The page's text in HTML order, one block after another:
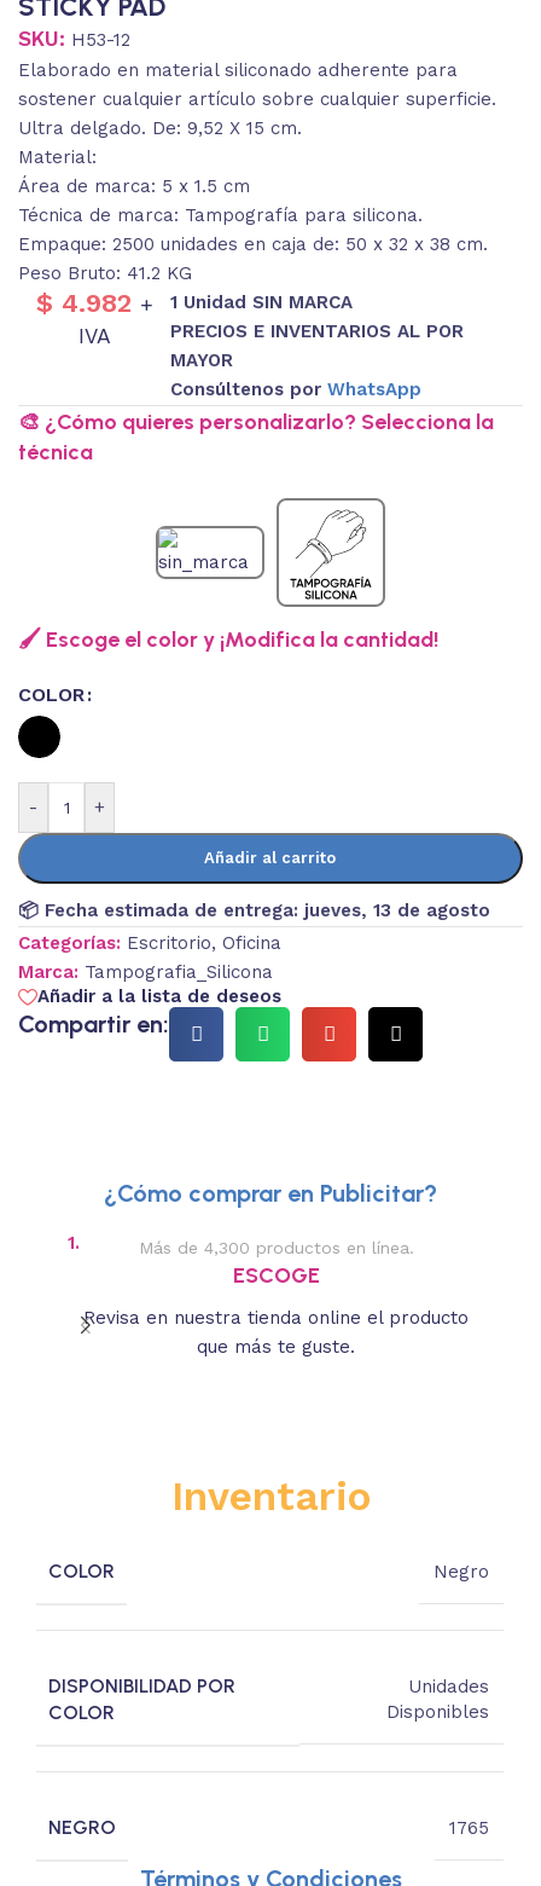
STICKY PAD
SKU: H53-12
Elaborado en material siliconado adherente para
sostener cualquier artículo sobre cualquier superficie.
Ultra delgado. De: 9,52 X 15 cm.
Material:
Área de marca: 5 x 1.5 cm
Técnica de marca: Tampografía para silicona.
Empaque: 2500 unidades en caja de: 50 x 32 x 38 cm.
Peso Bruto: 41.2 KG
$ 4.982 +
IVA
1 Unidad SIN MARCA
PRECIOS E INVENTARIOS AL POR
MAYOR
Consúltenos porWhatsApp
🎨 ¿Cómo quieres personalizarlo? Selecciona la
técnica
🖌️ Escoge el color y ¡Modifica la cantidad!
COLOR
- +
Añadir al carrito
📦 Fecha estimada de entrega: jueves, 13 de agosto
Categorías: Escritorio, Oficina
Marca: Tampografia_Silicona
Añadir a la lista de deseos
Compartir en:
¿Cómo comprar en Publicitar?
1. Más de 4,300 productos en línea.
ESCOGE
Revisa en nuestra tienda online el producto
que más te guste.
Inventario
COLOR Negro
DISPONIBILIDAD POR
COLOR
Unidades
Disponibles
NEGRO 1765
Términos y Condiciones